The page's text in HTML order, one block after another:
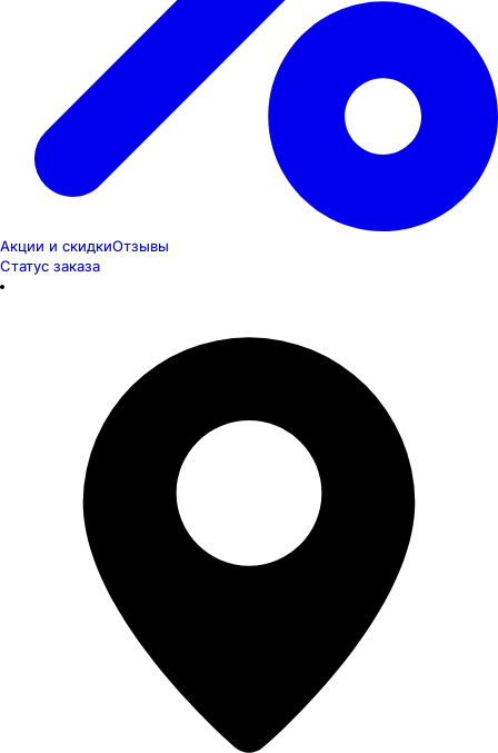
Акции и скидкиОтзывы
Статус заказа